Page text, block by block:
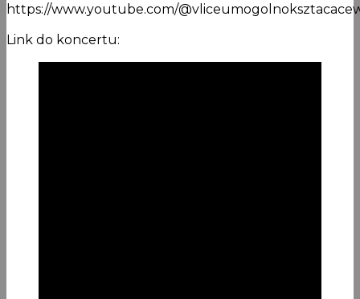
https://www.youtube.com/
Link do koncertu: